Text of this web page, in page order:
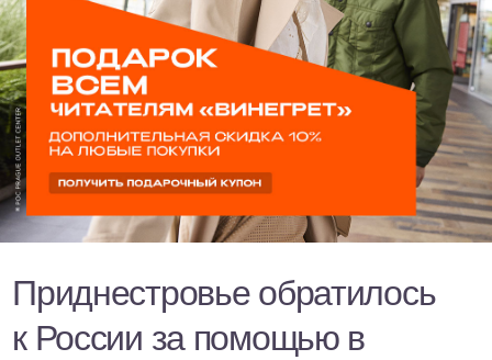
Приднестровье обратилось
к России за помощью в